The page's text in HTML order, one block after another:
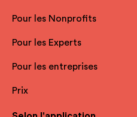
Pour les Nonprofits
Pour les Experts
Pour les entreprises
Prix